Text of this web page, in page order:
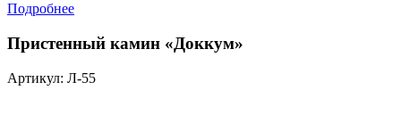
Подробнее
Пристенный камин «Доккум»
Артикул: Л-55